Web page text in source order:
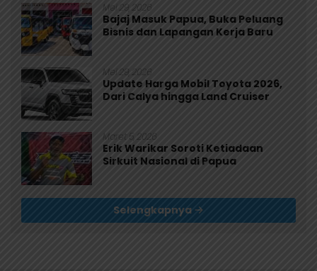
Mei 29, 2026
Bajaj Masuk Papua, Buka Peluang
Bisnis dan Lapangan Kerja Baru
Mei 29, 2026
Update Harga Mobil Toyota 2026,
Dari Calya hingga Land Cruiser
Maret 5, 2026
Erik Warikar Soroti Ketiadaan
Sirkuit Nasional di Papua
Selengkapnya